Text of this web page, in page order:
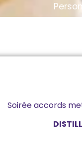
Soirée accords